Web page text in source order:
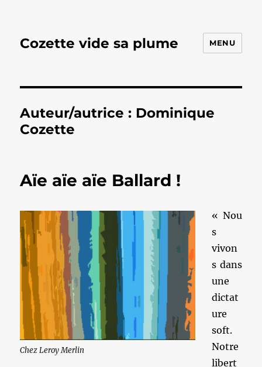
Cozette vide sa plume MENU
Auteur/autrice : Dominique
Cozette
Aïe aïe aïe Ballard !
Chez Leroy Merlin
« Nou
s
vivon
s dans
une
dictat
ure
soft.
Notre
libert